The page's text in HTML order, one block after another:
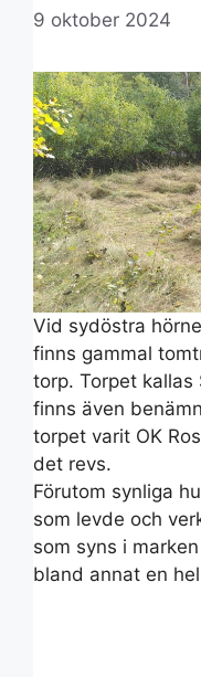
9 oktober 2024
Vid sydöstra
finns gammal
torp. Torpet
finns även
torpet varit OK
det revs.
Förutom synliga
som levde och
som syns i
bland annat en